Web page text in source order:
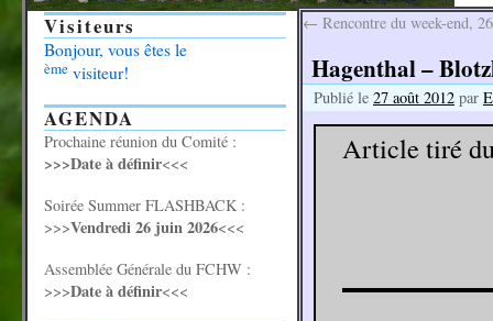
← Rencontre du week-end,
Hagenthal –
Publié le 27 août 2012 par
Article tiré
Visiteurs
Bonjour, vous êtes le
ème visiteur!
AGENDA
Prochaine réunion du Comité :
>>>Date à définir<<<
Soirée Summer FLASHBACK :
>>>Vendredi 26 juin 2026<<<
Assemblée Générale du FCHW :
>>>Date à définir<<<